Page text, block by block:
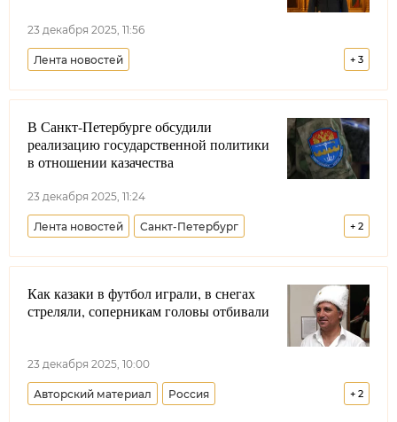
23 декабря 2025, 11:56
+ 3
Лента новостей
Всероссийское казачье общество
Виталий Кузнецов Чеченская Республика
Терское войсковое казачье общество
В Санкт-Петербурге обсудили
реализацию государственной политики
в отношении казачества
23 декабря 2025, 11:24
+ 2
Лента новостей Санкт-Петербург
Северо-Западное войсковое казачье общество
Совет при Президенте РФ по делам казачества
Как казаки в футбол играли, в снегах
стреляли, соперникам головы отбивали
23 декабря 2025, 10:00
+ 2
Авторский материал Россия